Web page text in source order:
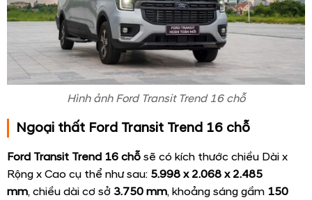
Hình ảnh Ford Transit Trend 16 chỗ
Ngoại thất Ford Transit Trend 16 chỗ
Ford Transit Trend 16 chỗ sẽ có kích thước chiều Dài x
Rộng x Cao cụ thể như sau: 5.998 x 2.068 x 2.485
mm, chiều dài cơ sở 3.750 mm, khoảng sáng gầm 150